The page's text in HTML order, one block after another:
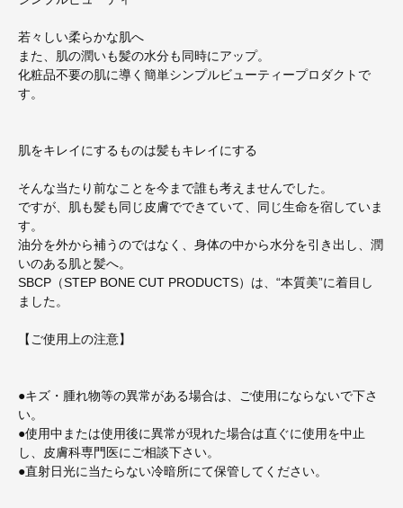
若々しい柔らかな肌へ
また、肌の潤いも髪の水分も同時にアップ。
化粧品不要の肌に導く簡単シンプルビューティープロダクトで
す。
肌をキレイにするものは髪もキレイにする
そんな当たり前なことを今まで誰も考えませんでした。
ですが、肌も髪も同じ皮膚でできていて、同じ生命を宿していま
す。
油分を外から補うのではなく、身体の中から水分を引き出し、潤
いのある肌と髪へ。
SBCP（STEP BONE CUT PRODUCTS）は、“本質美”に着目し
ました。
【ご使用上の注意】
●キズ・腫れ物等の異常がある場合は、ご使用にならないで下さ
い。
●使用中または使用後に異常が現れた場合は直ぐに使用を中止
し、皮膚科専門医にご相談下さい。
●直射日光に当たらない冷暗所にて保管してください。